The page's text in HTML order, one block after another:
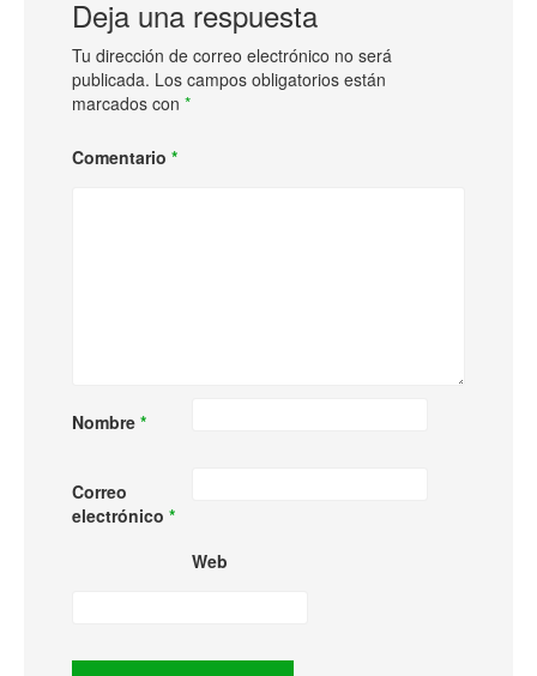
Deja una respuesta
Tu dirección de correo electrónico no será
publicada. Los campos obligatorios están
marcados con *
Comentario *
Nombre *
Correo
electrónico *
Web